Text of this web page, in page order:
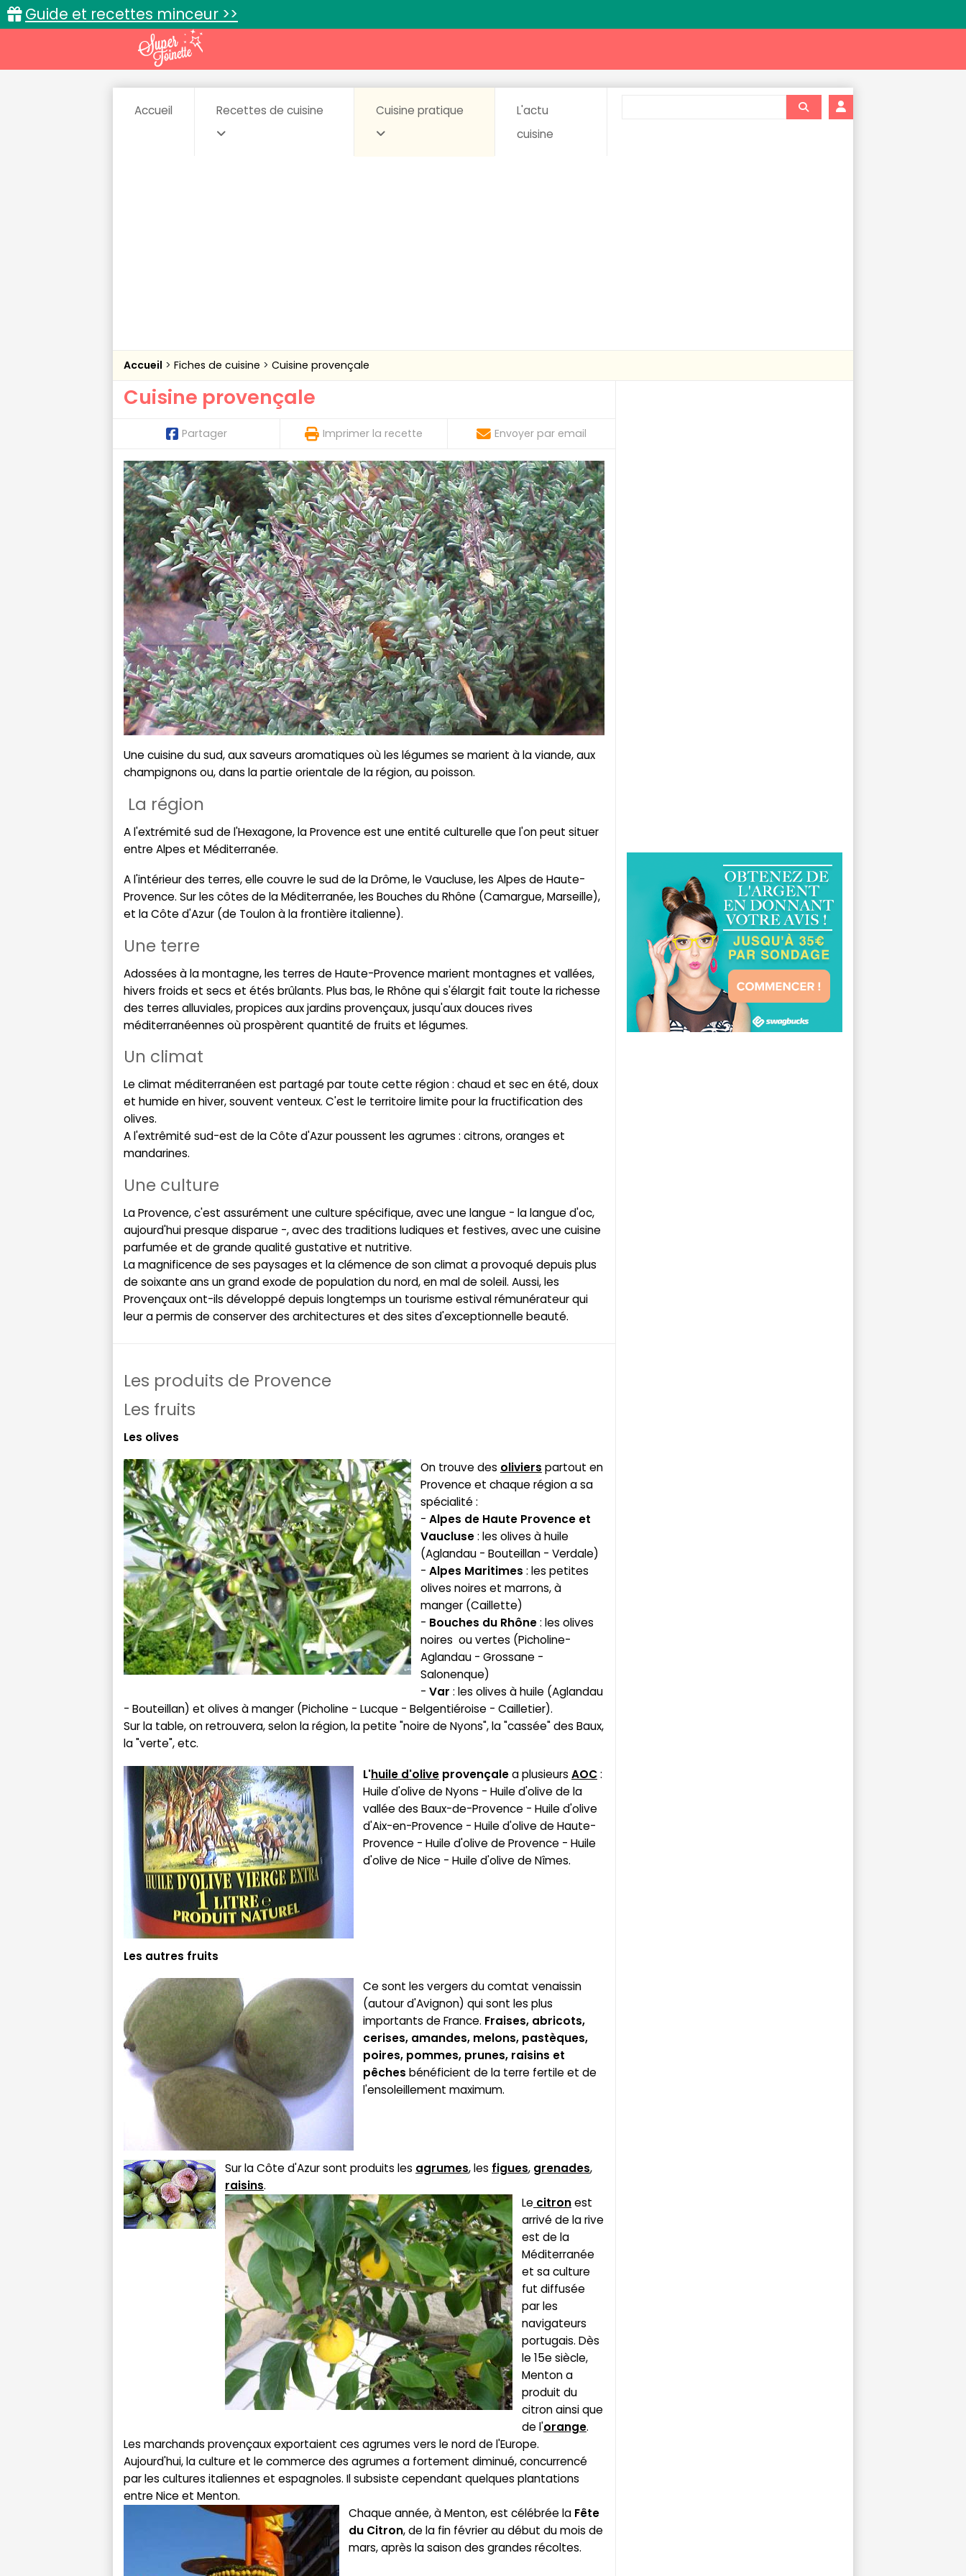
Guide et recettes minceur >>
Accueil Recettes de cuisine Cuisine pratique
L'actu
cuisine
Accueil Fiches de cuisine Cuisine provençale
Cuisine provençale
Partager Imprimer la recette Envoyer par email
Une cuisine du sud, aux saveurs aromatiques où les légumes se marient à la viande, aux
champignons ou, dans la partie orientale de la région, au poisson.
La région
A l'extrémité sud de l'Hexagone, la Provence est une entité culturelle que l'on peut situer
entre Alpes et Méditerranée.
A l'intérieur des terres, elle couvre le sud de la Drôme, le Vaucluse, les Alpes de Haute-
Provence. Sur les côtes de la Méditerranée, les Bouches du Rhône (Camargue, Marseille),
et la Côte d'Azur (de Toulon à la frontière italienne).
Une terre
Adossées à la montagne, les terres de Haute-Provence marient montagnes et vallées,
hivers froids et secs et étés brûlants. Plus bas, le Rhône qui s'élargit fait toute la richesse
des terres alluviales, propices aux jardins provençaux, jusqu'aux douces rives
méditerranéennes où prospèrent quantité de fruits et légumes.
Un climat
Le climat méditerranéen est partagé par toute cette région : chaud et sec en été, doux
et humide en hiver, souvent venteux. C'est le territoire limite pour la fructification des
olives.
A l'extrêmité sud-est de la Côte d'Azur poussent les agrumes : citrons, oranges et
mandarines.
Une culture
La Provence, c'est assurément une culture spécifique, avec une langue - la langue d'oc,
aujourd'hui presque disparue -, avec des traditions ludiques et festives, avec une cuisine
parfumée et de grande qualité gustative et nutritive.
La magnificence de ses paysages et la clémence de son climat a provoqué depuis plus
de soixante ans un grand exode de population du nord, en mal de soleil. Aussi, les
Provençaux ont-ils développé depuis longtemps un tourisme estival rémunérateur qui
leur a permis de conserver des architectures et des sites d'exceptionnelle beauté.
Les produits de Provence
Les fruits
Les olives
On trouve des oliviers partout en
Provence et chaque région a sa
spécialité :
- Alpes de Haute Provence et
Vaucluse: les olives à huile
(Aglandau - Bouteillan - Verdale)
- Alpes Maritimes : les petites
olives noires et marrons, à
manger (Caillette)
- Bouches du Rhône: les olives
noires ou vertes (Picholine-
Aglandau - Grossane -
Salonenque)
- Var : les olives à huile (Aglandau
- Bouteillan) et olives à manger (Picholine - Lucque - Belgentiéroise - Cailletier).
Sur la table, on retrouvera, selon la région, la petite "noire de Nyons", la "cassée" des Baux,
la "verte", etc.
L'huile d'olive provençalea plusieurs AOC:
Huile d'olive de Nyons - Huile d'olive de la
vallée des Baux-de-Provence - Huile d'olive
d'Aix-en-Provence - Huile d'olive de Haute-
Provence - Huile d'olive de Provence - Huile
d'olive de Nice - Huile d'olive de Nîmes.
Les autres fruits
Ce sont les vergers du comtat venaissin
(autour d'Avignon) qui sont les plus
importants de France. Fraises, abricots,
cerises, amandes, melons, pastèques,
poires, pommes, prunes, raisins et
pêches bénéficient de la terre fertile et de
l'ensoleillement maximum.
Sur la Côte d'Azur sont produits les agrumes, les figues, grenades,
raisins.
Le citronest
arrivé de la rive
est de la
Méditerranée
et sa culture
fut diffusée
par les
navigateurs
portugais. Dès
le 15e siècle,
Menton a
produit du
citron ainsi que
de l'orange.
Les marchands provençaux exportaient ces agrumes vers le nord de l'Europe.
Aujourd'hui, la culture et le commerce des agrumes a fortement diminué, concurrencé
par les cultures italiennes et espagnoles. Il subsiste cependant quelques plantations
entre Nice et Menton.
Chaque année, à Menton, est célébrée la Fête
du Citron, de la fin février au début du mois de
mars, après la saison des grandes récoltes.